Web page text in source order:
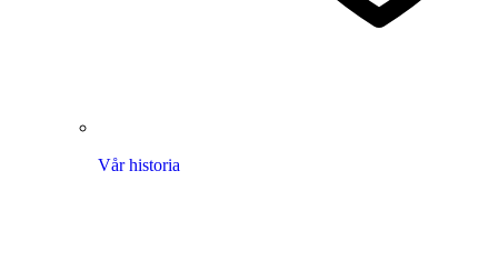
Vår historia